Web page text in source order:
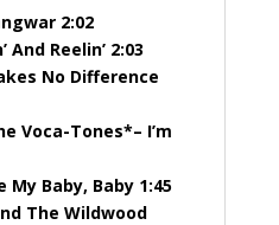
2:02
And Reelin’ 2:03
No Difference
Voca-Tones*– I’m
My Baby, Baby 1:45
The Wildwood